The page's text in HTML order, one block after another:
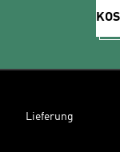
Lieferung